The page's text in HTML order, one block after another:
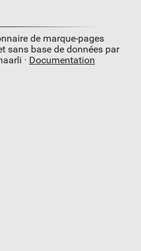
de marque-pages
sans base de données par
· Documentation